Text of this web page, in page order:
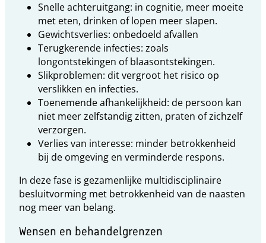
Snelle achteruitgang: in cognitie, meer moeite
met eten, drinken of lopen meer slapen.
Gewichtsverlies: onbedoeld afvallen
Terugkerende infecties: zoals
longontstekingen of blaasontstekingen.
Slikproblemen: dit vergroot het risico op
verslikken en infecties.
Toenemende afhankelijkheid: de persoon kan
niet meer zelfstandig zitten, praten of zichzelf
verzorgen.
Verlies van interesse: minder betrokkenheid
bij de omgeving en verminderde respons.
In deze fase is gezamenlijke multidisciplinaire
besluitvorming met betrokkenheid van de naasten
nog meer van belang.
Wensen en behandelgrenzen